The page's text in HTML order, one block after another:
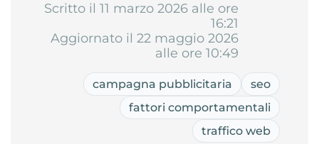
Scritto il 11 marzo 2026 alle ore
16:21
Aggiornato il 22 maggio 2026
alle ore 10:49
campagna pubblicitaria
seo
fattori comportamentali
traffico web